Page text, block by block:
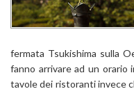
fermata Tsukishima sulla
fanno arrivare ad un orario
tavole dei ristoranti invece